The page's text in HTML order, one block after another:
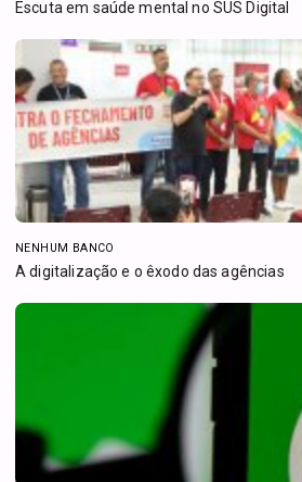
Escuta em saúde mental no SUS Digital
NENHUM BANCO
A digitalização e o êxodo das agências